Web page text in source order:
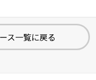
ス一覧に戻る